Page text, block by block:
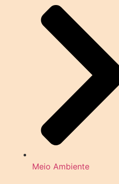
Meio Ambiente